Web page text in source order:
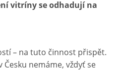
vitríny se odhadují na
– na tuto činnost přispět.
nemáme, vždyť se